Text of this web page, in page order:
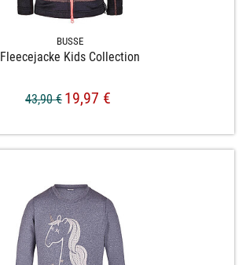
BUSSE
Fleecejacke Kids Collection
43,90 € 19,97 €